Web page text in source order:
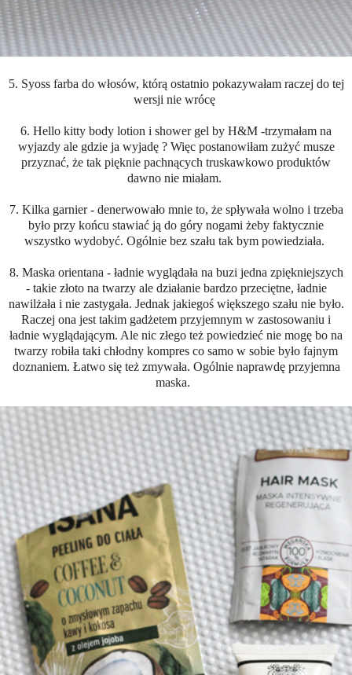
5. Syoss farba do włosów, którą ostatnio pokazywałam raczej do tej
wersji nie wrócę
6. Hello kitty body lotion i shower gel by H&M -trzymałam na
wyjazdy ale gdzie ja wyjadę ? Więc postanowiłam zużyć musze
przyznać, że tak pięknie pachnących truskawkowo produktów
dawno nie miałam.
7. Kilka garnier - denerwowało mnie to, że spływała wolno i trzeba
było przy końcu stawiać ją do góry nogami żeby faktycznie
wszystko wydobyć. Ogólnie bez szału tak bym powiedziała.
8. Maska orientana - ładnie wyglądała na buzi jedna zpiękniejszych
- takie złoto na twarzy ale działanie bardzo przeciętne, ładnie
nawilżała i nie zastygała. Jednak jakiegoś większego szału nie było.
Raczej ona jest takim gadżetem przyjemnym w zastosowaniu i
ładnie wyglądającym. Ale nic złego też powiedzieć nie mogę bo na
twarzy robiła taki chłodny kompres co samo w sobie było fajnym
doznaniem. Łatwo się też zmywała. Ogólnie naprawdę przyjemna
maska.